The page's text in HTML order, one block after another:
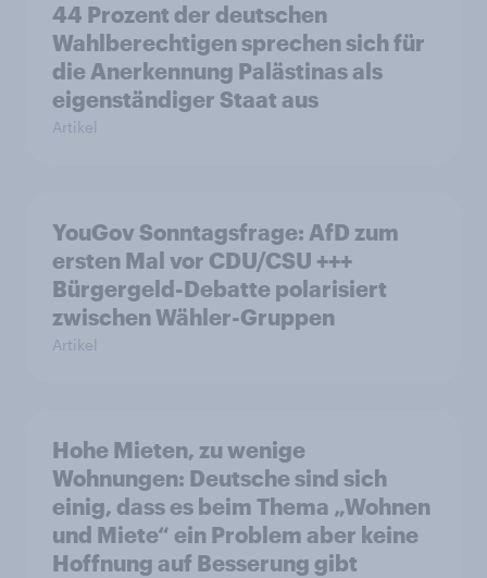
44 Prozent der deutschen
Wahlberechtigen sprechen sich für
die Anerkennung Palästinas als
eigenständiger Staat aus
Artikel
YouGov Sonntagsfrage: AfD zum
ersten Mal vor CDU/CSU +++
Bürgergeld-Debatte polarisiert
zwischen Wähler-Gruppen
Artikel
Hohe Mieten, zu wenige
Wohnungen: Deutsche sind sich
einig, dass es beim Thema „Wohnen
und Miete“ ein Problem aber keine
Hoffnung auf Besserung gibt